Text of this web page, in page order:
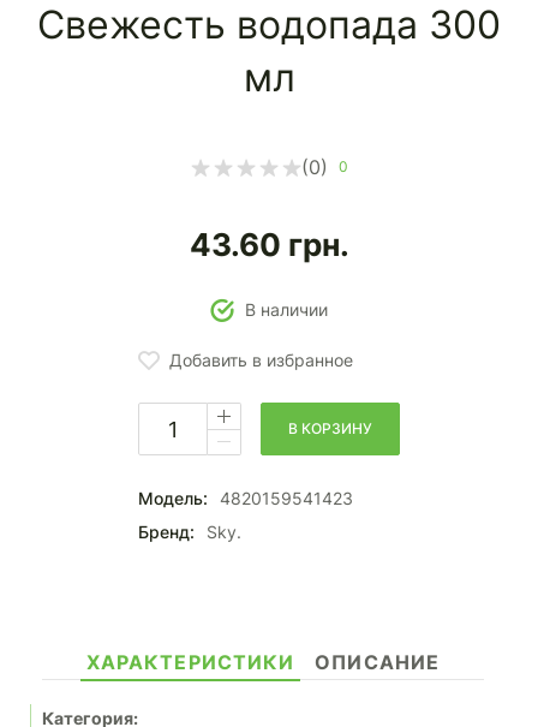
Свежесть водопада 300
мл
(0) 0
43.60 грн.
В наличии
Добавить в избранное
В КОРЗИНУ
Модель:
4820159541423
Бренд:
Sky.
ХАРАКТЕРИСТИКИ ОПИСАНИЕ
Категория: